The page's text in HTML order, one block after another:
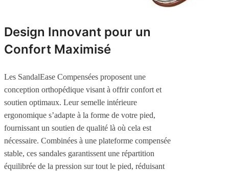
Design Innovant pour un
Confort Maximisé
Les SandalEase Compensées proposent une
conception orthopédique visant à offrir confort et
soutien optimaux. Leur semelle intérieure
ergonomique s’adapte à la forme de votre pied,
fournissant un soutien de qualité là où cela est
nécessaire. Combinées à une plateforme compensée
stable, ces sandales garantissent une répartition
équilibrée de la pression sur tout le pied, réduisant